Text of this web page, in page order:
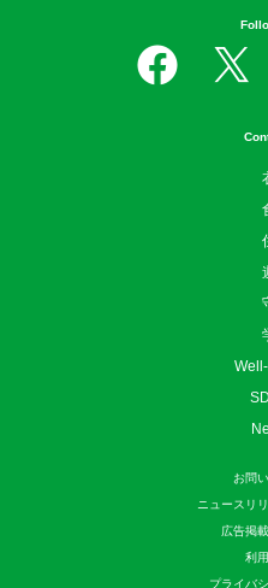
お問
ニュースリ
広告掲
利
プライバ